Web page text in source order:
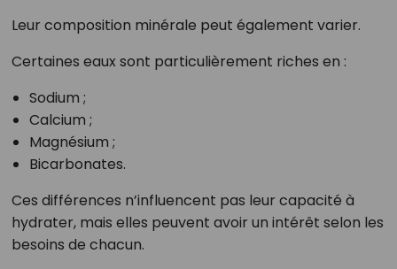
Leur composition minérale peut également varier.
Certaines eaux sont particulièrement riches en :
Sodium ;
Calcium ;
Magnésium ;
Bicarbonates.
Ces différences n’influencent pas leur capacité à
hydrater, mais elles peuvent avoir un intérêt selon les
besoins de chacun.